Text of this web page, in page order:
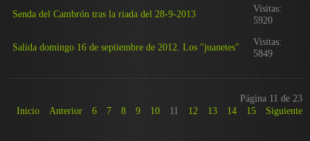
Senda del Cambrón tras la riada del 28-9-2013
Visitas:
5920
Salida domingo 16 de septiembre de 2012. Los "juanetes"
Visitas:
5849
Página 11 de 23
Inicio
Anterior 6 7 8 9 10 11 12 13 14 15 Siguiente